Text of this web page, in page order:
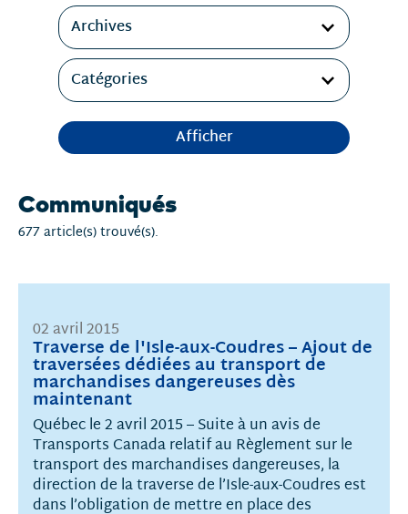
Filtres
Archives
Catégories
Afficher
Communiqués
677 article(s) trouvé(s).
Traverse de l'Isle-aux-Coudres – Ajout de
traversées dédiées au transport de
marchandises dangereuses dès
maintenant
02 avril 2015
Québec le 2 avril 2015 – Suite à un avis de
Transports Canada relatif au Règlement sur le
transport des marchandises dangereuses, la
direction de la traverse de l’Isle-aux-Coudres est
dans l’obligation de mettre en place des